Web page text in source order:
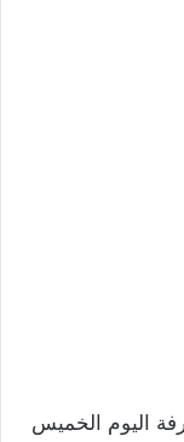
اليوم الخميس